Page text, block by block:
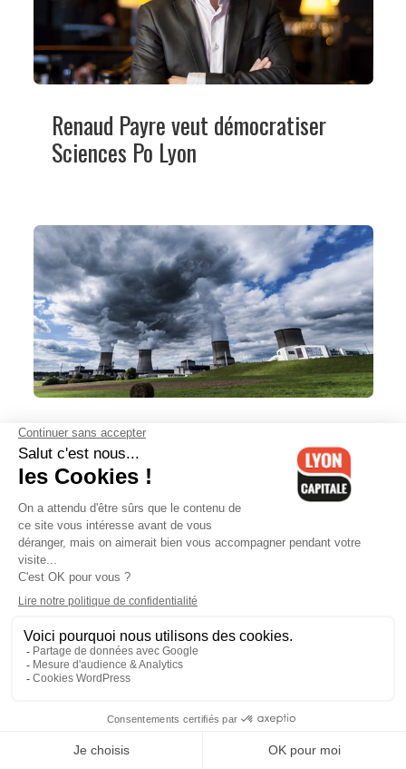
Renaud Payre veut démocratiser
Sciences Po Lyon
Un documentaire lyonnais sur les
dangers du nucléaire
Procès Neyret : verdict imminent